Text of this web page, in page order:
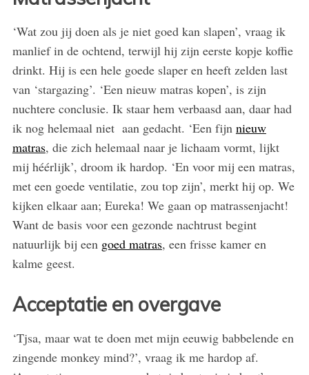
‘Wat zou jij doen als je niet goed kan slapen’, vraag ik
manlief in de ochtend, terwijl hij zijn eerste kopje koffie
drinkt. Hij is een hele goede slaper en heeft zelden last
van ‘stargazing’. ‘Een nieuw matras kopen’, is zijn
nuchtere conclusie. Ik staar hem verbaasd aan, daar had
ik nog helemaal niet aan gedacht. ‘Een fijn nieuw
matras, die zich helemaal naar je lichaam vormt, lijkt
mij héérlijk’, droom ik hardop. ‘En voor mij een matras,
met een goede ventilatie, zou top zijn’, merkt hij op. We
kijken elkaar aan; Eureka! We gaan op matrassenjacht!
Want de basis voor een gezonde nachtrust begint
natuurlijk bij een goed matras, een frisse kamer en
kalme geest.
Acceptatie en overgave
‘Tjsa, maar wat te doen met mijn eeuwig babbelende en
zingende monkey mind?’, vraag ik me hardop af.